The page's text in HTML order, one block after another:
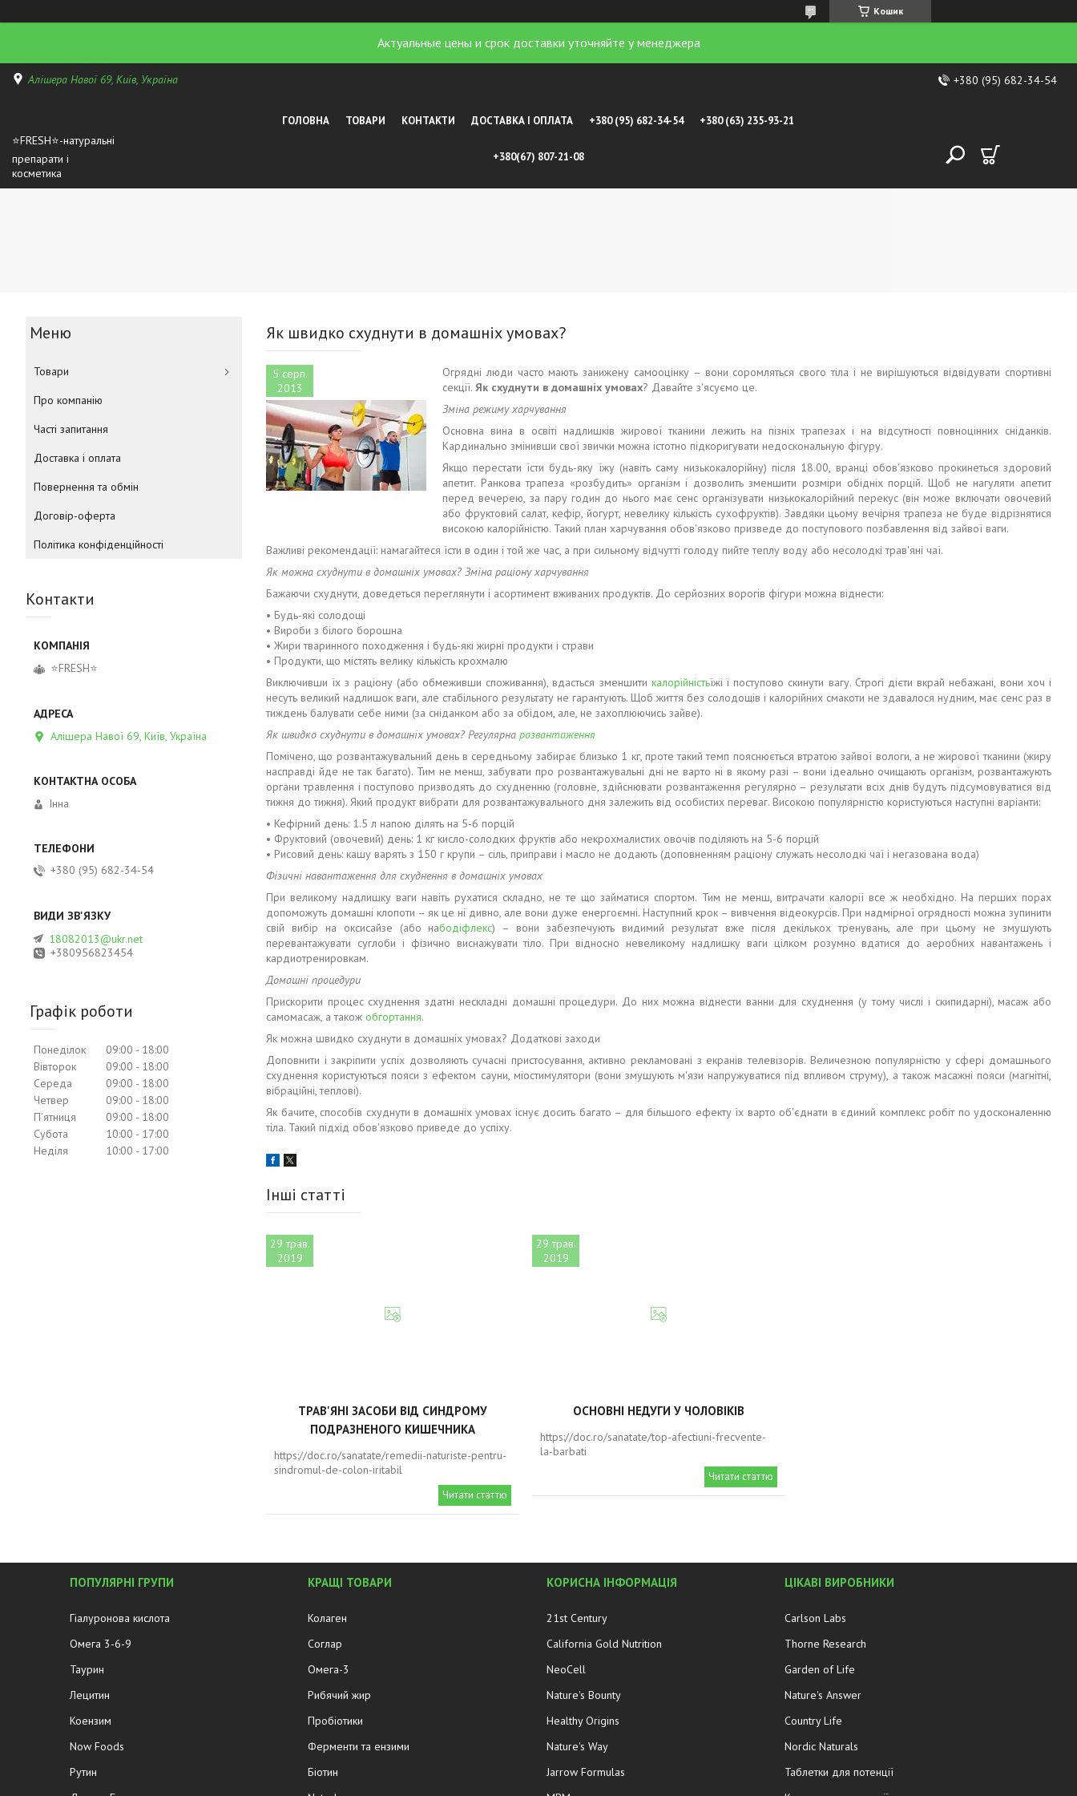
Кошик
Актуальные цены и срок доставки уточняйте у менеджера
Алішера Навої 69, Київ, Україна +380 (95) 682-34-54
⭐FRESH⭐-натуральні
препарати і
косметика
ГОЛОВНА ТОВАРИ КОНТАКТИ ДОСТАВКА І ОПЛАТА +380 (95) 682-34-54 +380 (63) 235-93-21
+380(67) 807-21-08
Як швидко схуднути в домашніх умовах?
5 серп.
2013
Огрядні люди часто мають занижену самооцінку – вони соромляться свого тіла і не вирішуються відвідувати спортивні
секції. Як схуднути в домашніх умовах? Давайте з'ясуємо це.
Зміна режиму харчування
Основна вина в освіті надлишків жирової тканини лежить на пізніх трапезах і на відсутності повноцінних сніданків.
Кардинально змінивши свої звички можна істотно підкоригувати недоскональную фігуру.
Якщо перестати їсти будь-яку їжу (навіть саму низькокалорійну) після 18.00, вранці обов'язково прокинеться здоровий
апетит. Ранкова трапеза «розбудить» організм і дозволить зменшити розміри обідніх порцій. Щоб не нагуляти апетит
перед вечерею, за пару годин до нього має сенс організувати низькокалорійний перекус (він може включати овочевий
або фруктовий салат, кефір, йогурт, невелику кількість сухофруктів). Завдяки цьому вечірня трапеза не буде відрізнятися
високою калорійністю. Такий план харчування обов'язково призведе до поступового позбавлення від зайвої ваги.
Важливі рекомендації: намагайтеся їсти в один і той же час, а при сильному відчутті голоду пийте теплу воду або несолодкі трав'яні чаї.
Як можна схуднути в домашніх умовах? Зміна раціону харчування
Бажаючи схуднути, доведеться переглянути і асортимент вживаних продуктів. До серйозних ворогів фігури можна віднести:
• Будь-які солодощі
• Вироби з білого борошна
• Жири тваринного походження і будь-які жирні продукти і страви
• Продукти, що містять велику кількість крохмалю
Виключивши їх з раціону (або обмеживши споживання), вдасться зменшити калорійністьїжі і поступово скинути вагу. Строгі дієти вкрай небажані, вони хоч і
несуть великий надлишок ваги, але стабільного результату не гарантують. Щоб життя без солодощів і калорійних смакоти не здавалося нудним, має сенс раз в
тиждень балувати себе ними (за сніданком або за обідом, але, не захоплюючись зайве).
Як швидко схуднути в домашніх умовах? Регулярна розвантаження
Помічено, що розвантажувальний день в середньому забирає близько 1 кг, проте такий темп пояснюється втратою зайвої вологи, а не жирової тканини (жиру
насправді йде не так багато). Тим не менш, забувати про розвантажувальні дні не варто ні в якому разі – вони ідеально очищають організм, розвантажують
органи травлення і поступово призводять до схудненню (головне, здійснювати розвантаження регулярно – результати всіх днів будуть підсумовуватися від
тижня до тижня). Який продукт вибрати для розвантажувального дня залежить від особистих переваг. Високою популярністю користуються наступні варіанти:
• Кефірний день: 1.5 л напою ділять на 5-6 порцій
• Фруктовий (овочевий) день: 1 кг кисло-солодких фруктів або некрохмалистих овочів поділяють на 5-6 порцій
• Рисовий день: кашу варять з 150 г крупи – сіль, приправи і масло не додають (доповненням раціону служать несолодкі чаї і негазована вода)
Фізичні навантаження для схуднення в домашніх умовах
При великому надлишку ваги навіть рухатися складно, не те що займатися спортом. Тим не менш, витрачати калорії все ж необхідно. На перших порах
допоможуть домашні клопоти – як це ні дивно, але вони дуже енергоємні. Наступний крок – вивчення відеокурсів. При надмірної огрядності можна зупинити
свій вибір на оксисайзе (або набодіфлекс) – вони забезпечують видимий результат вже після декількох тренувань, але при цьому не змушують
перевантажувати суглоби і фізично виснажувати тіло. При відносно невеликому надлишку ваги цілком розумно вдатися до аеробних навантажень і
кардиотренировкам.
Домашні процедури
Прискорити процес схуднення здатні нескладні домашні процедури. До них можна віднести ванни для схуднення (у тому числі і скипидарні), масаж або
самомасаж, а також обгортання.
Як можна швидко схуднути в домашніх умовах? Додаткові заходи
Доповнити і закріпити успіх дозволяють сучасні пристосування, активно рекламовані з екранів телевізорів. Величезною популярністю у сфері домашнього
схуднення користуються пояси з ефектом сауни, міостимулятори (вони змушують м'язи напружуватися під впливом струму), а також масажні пояси (магнітні,
вібраційні, теплові).
Як бачите, способів схуднути в домашніх умовах існує досить багато – для більшого ефекту їх варто об'єднати в єдиний комплекс робіт по удосконаленню
тіла. Такий підхід обов'язково приведе до успіху.
Інші статті
29 трав.
2019
ТРАВ'ЯНІ ЗАСОБИ ВІД СИНДРОМУ
ПОДРАЗНЕНОГО КИШЕЧНИКА
https://doc.ro/sanatate/remedii-naturiste-pentru-
sindromul-de-colon-iritabil
Читати статтю
29 трав.
2019
ОСНОВНІ НЕДУГИ У ЧОЛОВІКІВ
https://doc.ro/sanatate/top-afectiuni-frecvente-
la-barbati
Читати статтю
Товари
Про компанію
Часті запитання
Доставка і оплата
Повернення та обмін
Договір-оферта
Політика конфіденційності
Контакти
⭐FRESH⭐
Алішера Навої 69, Київ, Україна
Інна
+380 (95) 682-34-54
18082013@ukr.net
+380956823454
Графік роботи
Понеділок 09:00
18:00
Вівторок
09:00
18:00
Середа
09:00
18:00
Четвер
09:00
18:00
Пʼятниця
09:00
18:00
Субота
10:00
17:00
Неділя
10:00 17:00
ПОПУЛЯРНІ ГРУПИ
Гіалуронова кислота
Омега 3-6-9
Таурин
Лецитин
Коензим
Now Foods
Рутин
КРАЩІ ТОВАРИ
Колаген
Соглар
Омега-3
Рибячий жир
Пробіотики
Ферменти та ензими
Біотин
КОРИСНА ІНФОРМАЦІЯ
21st Century
California Gold Nutrition
NeoCell
Nature's Bounty
Healthy Origins
Nature's Way
Jarrow Formulas
ЦІКАВІ ВИРОБНИКИ
Carlson Labs
Thorne Research
Garden of Life
Nature's Answer
Country Life
Nordic Naturals
Таблетки для потенції